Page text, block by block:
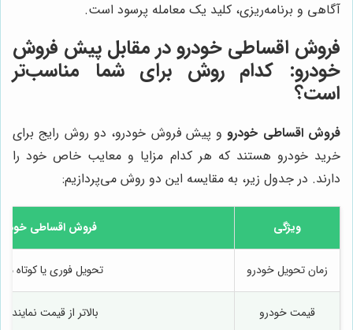
آگاهی و برنامه‌ریزی، کلید یک معامله پرسود است.
فروش اقساطی خودرو در مقابل پیش فروش
خودرو: کدام روش برای شما مناسب‌تر
است؟
فروش اقساطی خودروو پیش فروش خودرو، دو روش رایج برای
خرید خودرو هستند که هر کدام مزایا و معایب خاص خود را
دارند. در جدول زیر، به مقایسه این دو روش می‌پردازیم:
ویژگی فروش اقساطی
زمان تحویل خودرو تحویل فوری یا کوتاه
قیمت خودرو بالاتر از قیمت